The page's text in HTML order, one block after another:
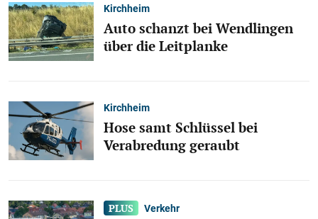
Kirchheim
Auto schanzt bei Wendlingen
über die Leitplanke
Kirchheim
Hose samt Schlüssel bei
Verabredung geraubt
Verkehr